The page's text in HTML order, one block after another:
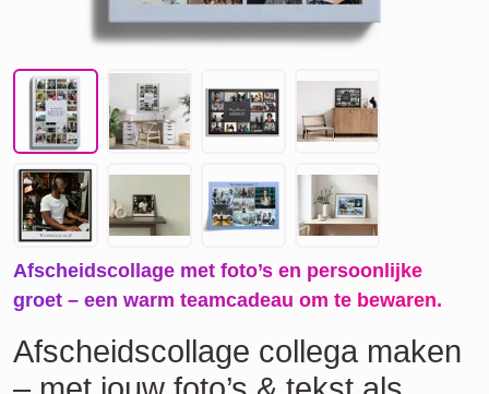
Afscheidscollage met foto’s en persoonlijke
groet – een warm teamcadeau om te bewaren.
Afscheidscollage collega maken